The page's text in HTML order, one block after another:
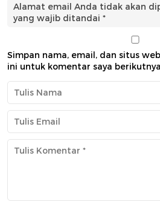
Alamat email Anda tidak akan
yang wajib ditandai *
Simpan nama, email, dan situs
ini untuk komentar saya